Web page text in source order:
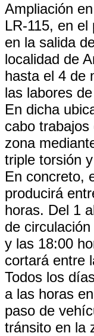
Ampliación
LR-115, en
en la salida
localidad de
hasta el 4 de
las labores
En dicha
cabo
zona
triple torsión
En concreto,
producirá
horas. Del 1
de
y las 18:00
cortará entre
Todos los
a las horas
paso de
tránsito en la